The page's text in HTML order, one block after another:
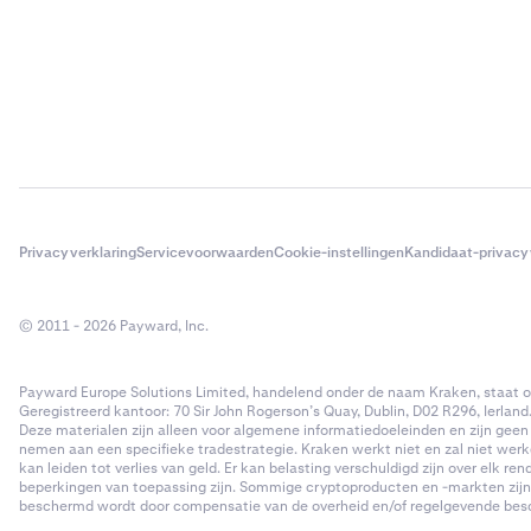
dagen
op de
4 Voer
voor
bedrag
Annual
Flexline-
uur.
PrivacyverklaringServicevoorwaardenCookie-instellingenKandidaat-
© 2011 - 2026 Payward, Inc.
Payward Europe Solutions Limited, handelend onder de naam Kraken,
Geregistreerd kantoor: 70 Sir John Rogerson’s Quay, Dublin, D02 R296, Ierland.
Deze materialen zijn alleen voor algemene informatiedoeleinden en zijn
nemen aan een specifieke tradestrategie. Kraken werkt niet en zal niet
kan leiden tot verlies van geld. Er kan belasting verschuldigd zijn over elk
beperkingen van toepassing zijn. Sommige cryptoproducten en -markten
beschermd wordt door compensatie van de overheid en/of regelgevende